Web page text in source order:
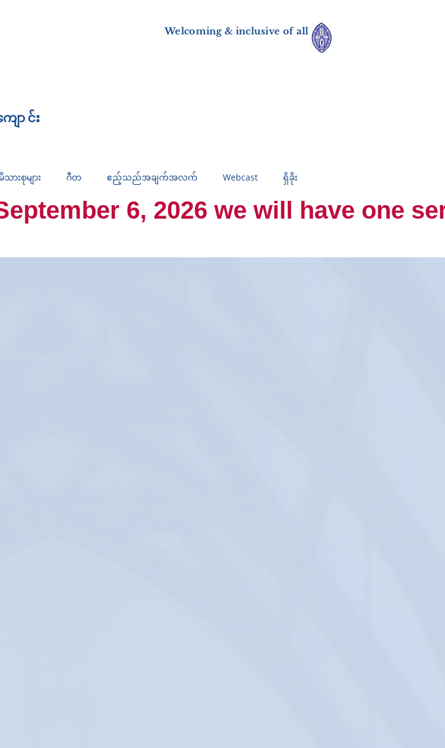
ောင်း
Welcoming & inclusive of all
သားစုများ ဂီတ ဧည့်သည်အချက်အလက် Webcast ရှိခိုး
6, 2026 we will have one